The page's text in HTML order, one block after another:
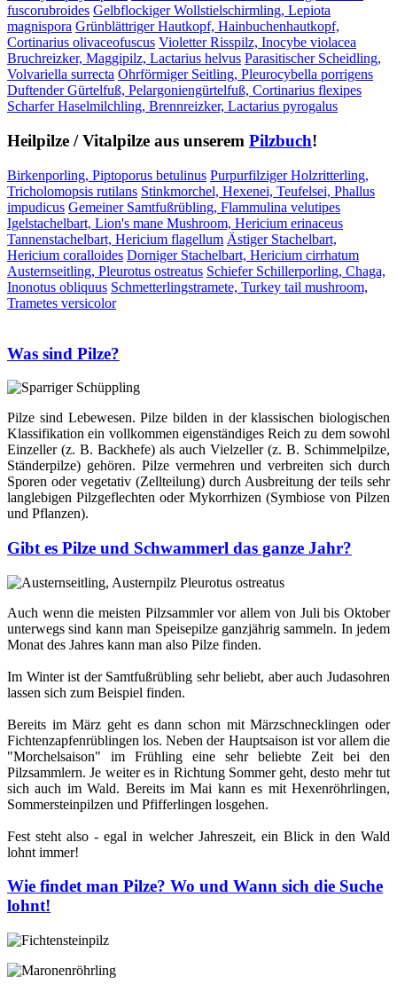
fuscorubroides Gelbflockiger Wollstielschirmling, Lepiota
magnispora Grünblättriger Hautkopf, Hainbuchenhautkopf,
Cortinarius olivaceofuscus Violetter Risspilz, Inocybe violacea
Bruchreizker, Maggipilz, Lactarius helvus Parasitischer Scheidling,
Volvariella surrecta Ohrförmiger Seitling, Pleurocybella porrigens
Duftender Gürtelfuß, Pelargoniengürtelfuß, Cortinarius flexipes
Scharfer Haselmilchling, Brennreizker, Lactarius pyrogalus
Heilpilze / Vitalpilze aus unserem Pilzbuch!
Birkenporling, Piptoporus betulinus Purpurfilziger Holzritterling,
Tricholomopsis rutilans Stinkmorchel, Hexenei, Teufelsei, Phallus
impudicus Gemeiner Samtfußrübling, Flammulina velutipes
Igelstachelbart, Lion's mane Mushroom, Hericium erinaceus
Tannenstachelbart, Hericium flagellum Ästiger Stachelbart,
Hericium coralloides Dorniger Stachelbart, Hericium cirrhatum
Austernseitling, Pleurotus ostreatus Schiefer Schillerporling, Chaga,
Inonotus obliquus Schmetterlingstramete, Turkey tail mushroom,
Trametes versicolor
Was sind Pilze?
Pilze sind Lebewesen. Pilze bilden in der klassischen biologischen
Klassifikation ein vollkommen eigenständiges Reich zu dem sowohl
Einzeller (z. B. Backhefe) als auch Vielzeller (z. B. Schimmelpilze,
Ständerpilze) gehören. Pilze vermehren und verbreiten sich durch
Sporen oder vegetativ (Zellteilung) durch Ausbreitung der teils sehr
langlebigen Pilzgeflechten oder Mykorrhizen (Symbiose von Pilzen
und Pflanzen).
Gibt es Pilze und Schwammerl das ganze Jahr?
Auch wenn die meisten Pilzsammler vor allem von Juli bis Oktober
unterwegs sind kann man Speisepilze ganzjährig sammeln. In jedem
Monat des Jahres kann man also Pilze finden.
Im Winter ist der Samtfußrübling sehr beliebt, aber auch Judasohren
lassen sich zum Beispiel finden.
Bereits im März geht es dann schon mit Märzschnecklingen oder
Fichtenzapfenrüblingen los. Neben der Hauptsaison ist vor allem die
"Morchelsaison" im Frühling eine sehr beliebte Zeit bei den
Pilzsammlern. Je weiter es in Richtung Sommer geht, desto mehr tut
sich auch im Wald. Bereits im Mai kann es mit Hexenröhrlingen,
Sommersteinpilzen und Pfifferlingen losgehen.
Fest steht also - egal in welcher Jahreszeit, ein Blick in den Wald
lohnt immer!
Wie findet man Pilze? Wo und Wann sich die Suche
lohnt!